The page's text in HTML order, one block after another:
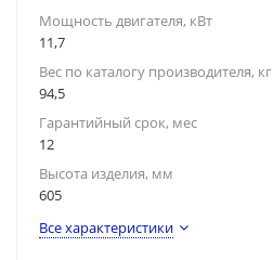
Мощность двигателя, кВт
11,7
Вес по каталогу производителя, кг
94,5
Гарантийный срок, мес
12
Высота изделия, мм
605
Все характеристики